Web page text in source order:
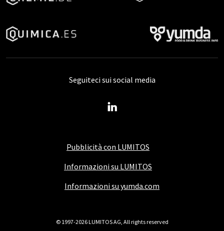
Pubblicità con LUMITOS
Informazioni su LUMITOS
Informazioni su yumda.com
Seguiteci sui social media
© 1997-2026 LUMITOS AG, All rights reserved